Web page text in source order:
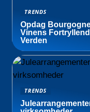
TRENDS
Opdag
Vinens
Verden
TRENDS